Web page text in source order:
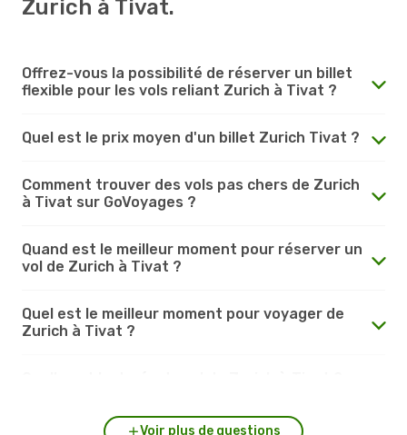
Zurich à Tivat.
Offrez-vous la possibilité de réserver un billet
flexible pour les vols reliant Zurich à Tivat ?
Quel est le prix moyen d'un billet Zurich Tivat ?
Comment trouver des vols pas chers de Zurich
à Tivat sur GoVoyages ?
Quand est le meilleur moment pour réserver un
vol de Zurich à Tivat ?
Quel est le meilleur moment pour voyager de
Zurich à Tivat ?
Voir plus de questions